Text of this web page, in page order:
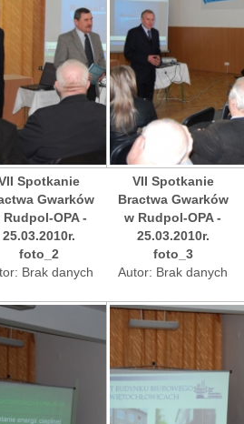
Spotkanie
Gwarków
Rudpol-OPA -
25.03.2010r.
foto_2
Brak danych
VII Spotkanie
Bractwa Gwarków
w Rudpol-OPA -
25.03.2010r.
foto_3
Autor: Brak danych